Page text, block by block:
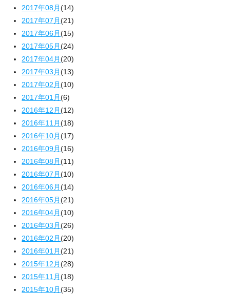
2017年08月(14)
2017年07月(21)
2017年06月(15)
2017年05月(24)
2017年04月(20)
2017年03月(13)
2017年02月(10)
2017年01月(6)
2016年12月(12)
2016年11月(18)
2016年10月(17)
2016年09月(16)
2016年08月(11)
2016年07月(10)
2016年06月(14)
2016年05月(21)
2016年04月(10)
2016年03月(26)
2016年02月(20)
2016年01月(21)
2015年12月(28)
2015年11月(18)
2015年10月(35)